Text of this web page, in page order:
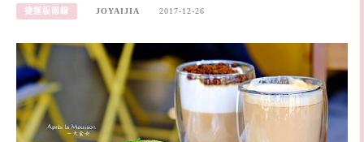
捷運板南線 JOYAIJIA 2017-12-26